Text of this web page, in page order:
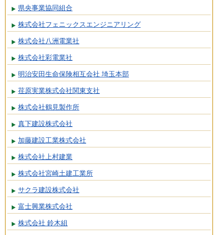
県央事業協同組合
株式会社フェニックスエンジニアリング
株式会社八洲電業社
株式会社彩電業社
明治安田生命保険相互会社 埼玉本部
荏原実業株式会社関東支社
株式会社鶴見製作所
真下建設株式会社
加藤建設工業株式会社
株式会社上村建業
株式会社宮崎土建工業所
サクラ建設株式会社
富士興業株式会社
株式会社 鈴木組